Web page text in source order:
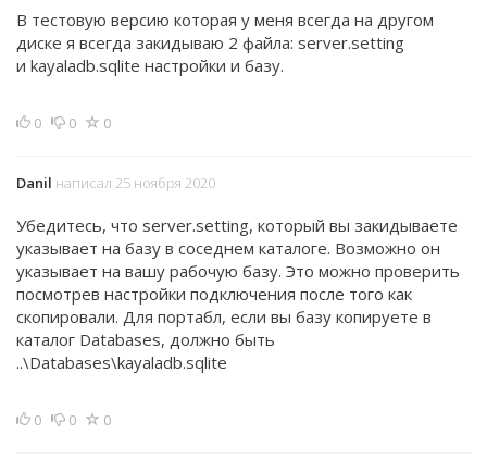
В тестовую версию которая у меня всегда на другом
диске я всегда закидываю 2 файла: server.setting
и kayaladb.sqlite настройки и базу.
0 0 0
Danil написал 25 ноября 2020
Убедитесь, что server.setting, который вы закидываете
указывает на базу в соседнем каталоге. Возможно он
указывает на вашу рабочую базу. Это можно проверить
посмотрев настройки подключения после того как
скопировали. Для портабл, если вы базу копируете в
каталог Databases, должно быть
..\Databases\kayaladb.sqlite
0 0 0